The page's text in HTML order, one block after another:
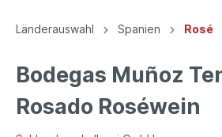
Länderauswahl Spanien Rosé
Bodegas Muñoz
Rosado Roséwein